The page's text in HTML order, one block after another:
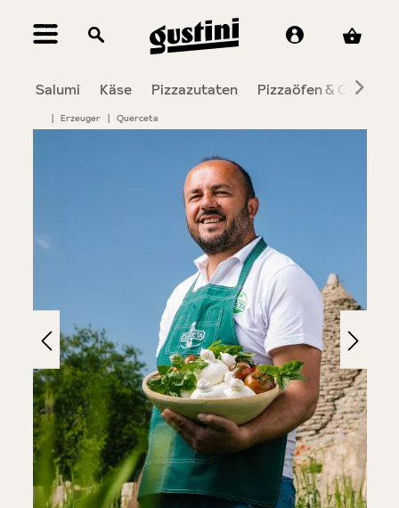
springen
Salumi Käse Pizzazutaten Pizzaöfen & Co.
| Erzeuger | Querceta